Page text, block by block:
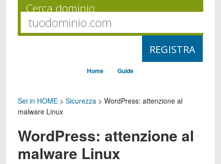
Cerca dominio:
Home Guide
Sei in HOME> Sicurezza> WordPress: attenzione al
malware Linux
WordPress: attenzione al
malware Linux